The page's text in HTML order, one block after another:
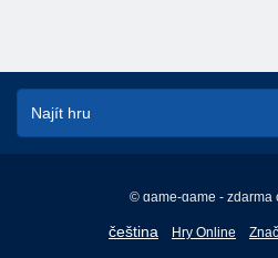
© game-game - zdarma
čeština
English
Hry Online